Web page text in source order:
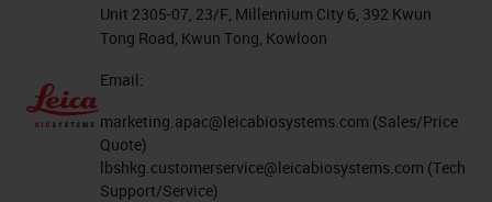
Unit 2305-07, 23/F, Millennium City 6, 392 Kwun
Tong Road, Kwun Tong, Kowloon
Email:
marketing.apac@leicabiosystems.com (Sales/Price
Quote)
lbshkg.customerservice@leicabiosystems.com (Tech
Support/Service)